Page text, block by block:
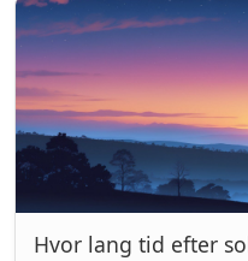
Hvor lang tid efter